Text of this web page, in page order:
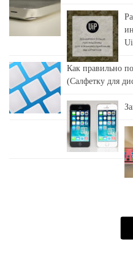
Как правильно
(Салфетку для